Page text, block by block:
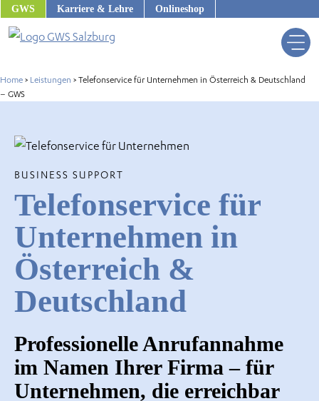
Zum
Inhalt
springen
GWS Karriere & Lehre Onlineshop
Home > Leistungen > Telefonservice für Unternehmen in Österreich & Deutschland
– GWS
BUSINESS SUPPORT
Telefonservice für
Unternehmen in
Österreich &
Deutschland
Professionelle Anrufannahme
im Namen Ihrer Firma – für
Unternehmen, die erreichbar